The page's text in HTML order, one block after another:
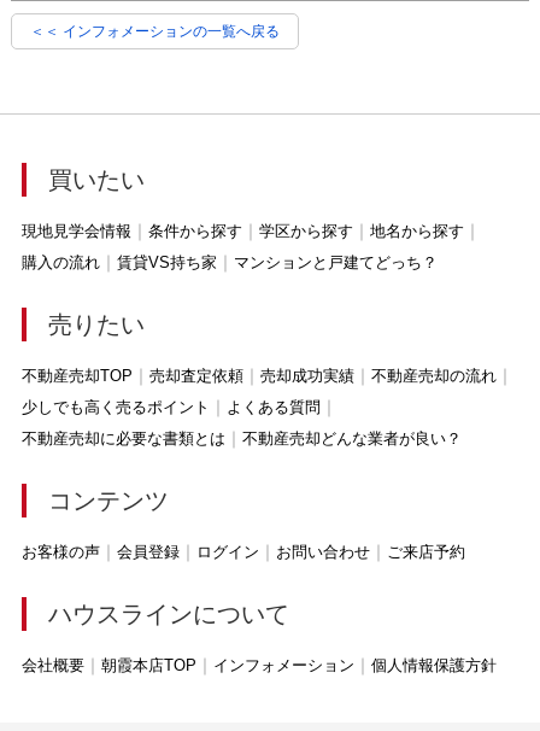
＜＜ インフォメーションの一覧へ戻る
買いたい
現地見学会情報 条件から探す 学区から探す
地名から探す
購入の流れ
賃貸VS持ち家 マンションと戸建てどっち？
売りたい
不動産売却TOP 売却査定依頼 売却成功実績
不動産売却の流れ
少しでも高く売るポイント
よくある質問
不動産売却に必要な書類とは
不動産売却どんな業者が良い？
コンテンツ
お客様の声 会員登録 ログイン お問い合わせ ご来店予約
ハウスラインについて
会社概要 朝霞本店TOP インフォメーション 個人情報保護方針